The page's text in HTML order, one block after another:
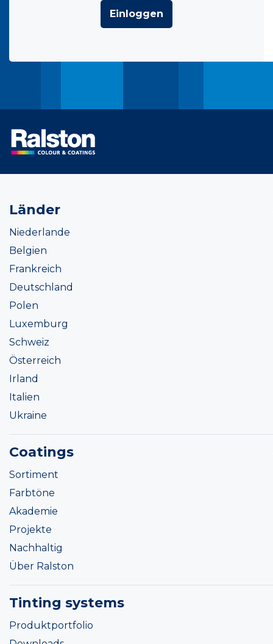
Einloggen
Länder
Niederlande
Belgien
Frankreich
Deutschland
Polen
Luxemburg
Schweiz
Österreich
Irland
Italien
Ukraine
Coatings
Sortiment
Farbtöne
Akademie
Projekte
Nachhaltig
Über Ralston
Tinting systems
Produktportfolio